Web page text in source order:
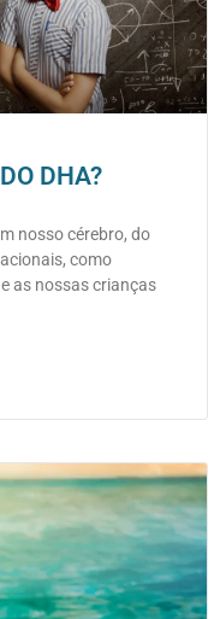
DHA?
nosso cérebro, do
como
as nossas crianças